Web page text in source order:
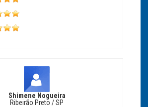
Shimene Nogueira
Ribeirão Preto / SP